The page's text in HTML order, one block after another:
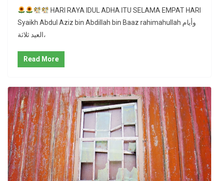
HARI RAYA IDUL ADHA ITU SELAMA EMPAT HARI
Syaikh Abdul Aziz bin Abdillah bin Baaz rahimahullah وأيام
العيد ثلاثة،
Read More